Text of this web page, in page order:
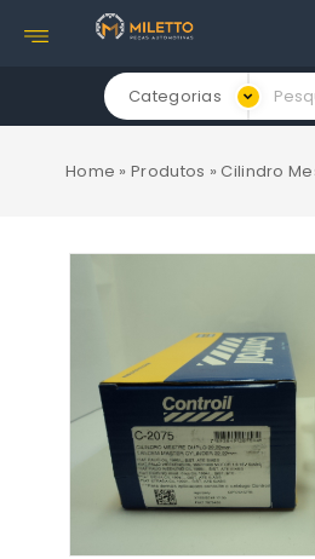
Categorias
Home »Produtos » Cilindro